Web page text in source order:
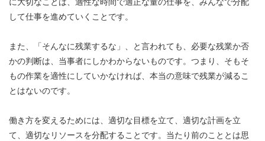
して仕事を進めていくことです。
また、「そんなに残業するな」、と言われても、必要な残業か否
かの判断は、当事者にしかわからないものです。つまり、そもそ
もの作業を適性にしていかなければ、本当の意味で残業が減るこ
とはないのです。
働き方を変えるためには、適切な目標を立て、適切な計画を立
て、適切なリソースを分配することです。当たり前のこととは思